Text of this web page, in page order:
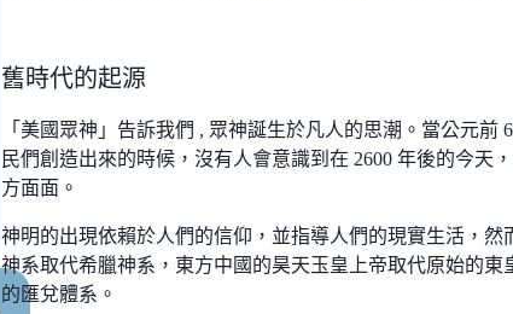
舊時代的起源
「美國眾神」告訴我們 , 眾神誕生於凡人的思潮。當公元
民們創造出來的時候，沒有人會意識到在 2600 年後的今天
方面面。
神明的出現依賴於人們的信仰，並指導人們的現實生活，
神系取代希臘神系，東方中國的昊天玉皇上帝取代原始的
的匯兌體系。